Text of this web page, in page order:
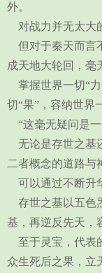
外。
对战力并无太大
但对于秦天而言
成天地大轮回，毫
掌握世界一切“力
切“果”，容纳世界
“这毫无疑问是一
无论是存世之基
二者概念的道路与
可以通过不断升
存世之基以五色
基，再逆反先天，
至于灵宝，代表
众生死后之果，立